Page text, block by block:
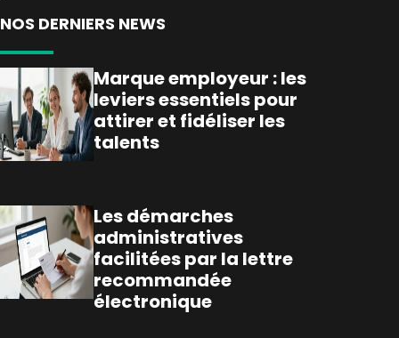
NOS DERNIERS NEWS
Marque employeur : les
leviers essentiels pour
attirer et fidéliser les
talents
Les démarches
administratives
facilitées par la lettre
recommandée
électronique